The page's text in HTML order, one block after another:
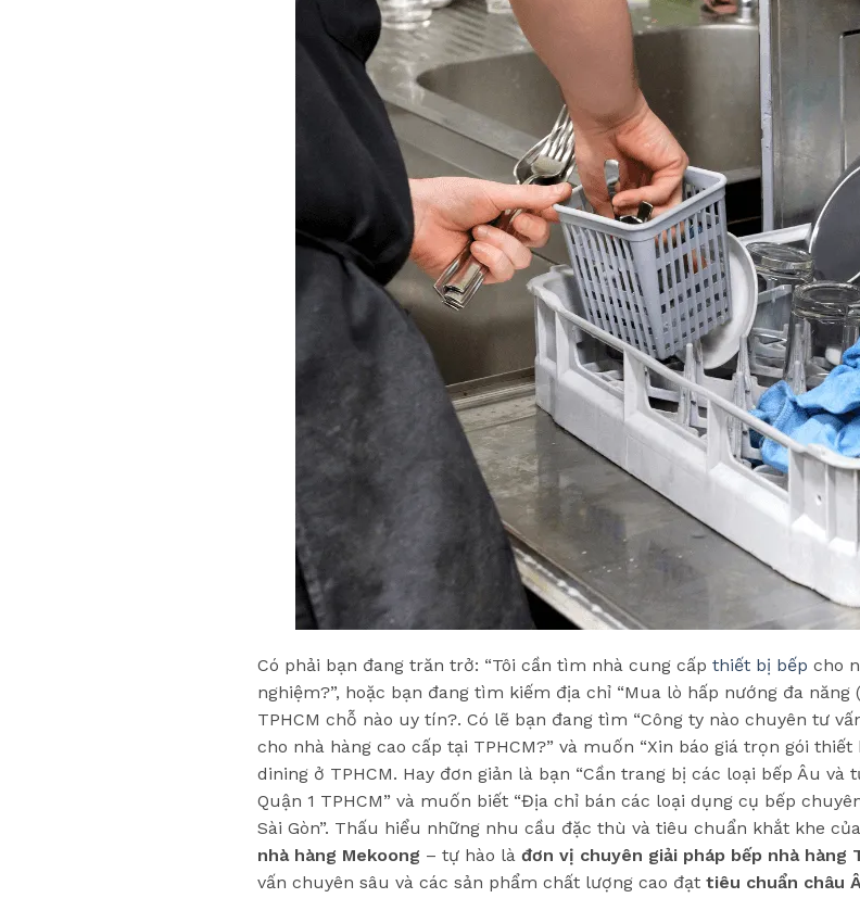
Có phải bạn đang trăn trở: “Tôi cần tìm nhà cung cấp thiết bị bếp cho
nghiệm?”, hoặc bạn đang tìm kiếm địa chỉ “Mua lò hấp nướng đa năng
TPHCM chỗ nào uy tín?. Có lẽ bạn đang tìm “Công ty nào chuyên tư
cho nhà hàng cao cấp tại TPHCM?” và muốn “Xin báo giá trọn gói
dining ở TPHCM. Hay đơn giản là bạn “Cần trang bị các loại bếp Âu và
Quận 1 TPHCM” và muốn biết “Địa chỉ bán các loại dụng cụ bếp
Sài Gòn”. Thấu hiểu những nhu cầu đặc thù và tiêu chuẩn khắt khe
nhà hàng Mekoong – tự hào là đơn vị chuyên giải pháp bếp nhà hàng
vấn chuyên sâu và các sản phẩm chất lượng cao đạt tiêu chuẩn châu